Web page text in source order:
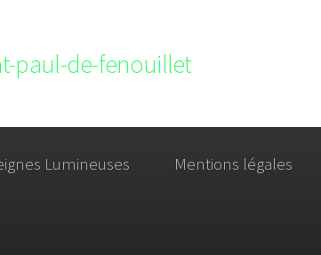
paul-de-fenouillet
Lumineuses Mentions légales